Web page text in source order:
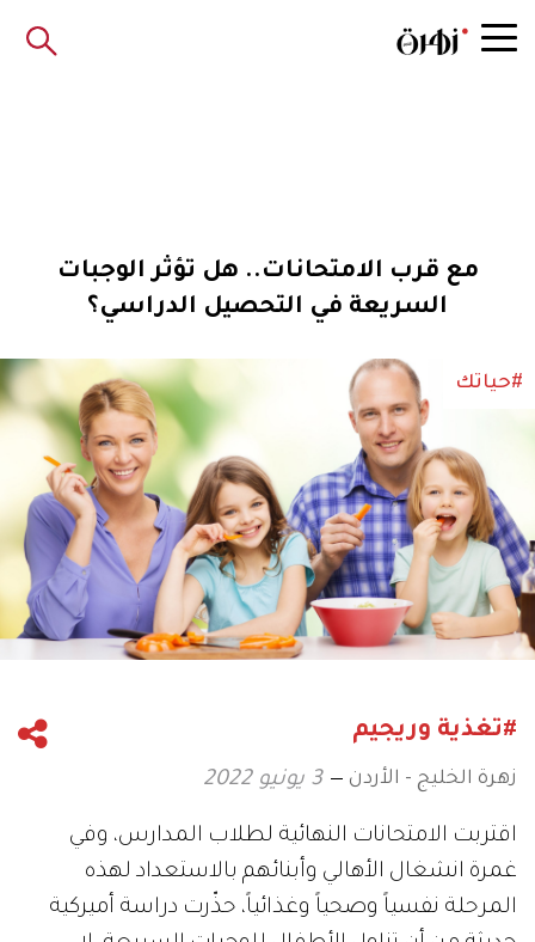
مع قرب الامتحانات.. هل تؤثر الوجبات
السريعة في التحصيل الدراسي؟
#حياتك
#تغذية وريجيم
زهرة الخليج - الأردن 3 يونيو 2022
اقتربت الامتحانات النهائية لطلاب المدارس، وفي
غمرة انشغال الأهالي وأبنائهم بالاستعداد لهذه
المرحلة نفسياً وصحياً وغذائياً، حذّرت دراسة أميركية